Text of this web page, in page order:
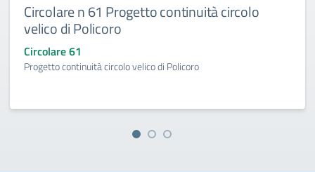
Circolare n 61 Progetto continuità circolo
velico di Policoro
Circolare 61
Progetto continuità circolo velico di Policoro